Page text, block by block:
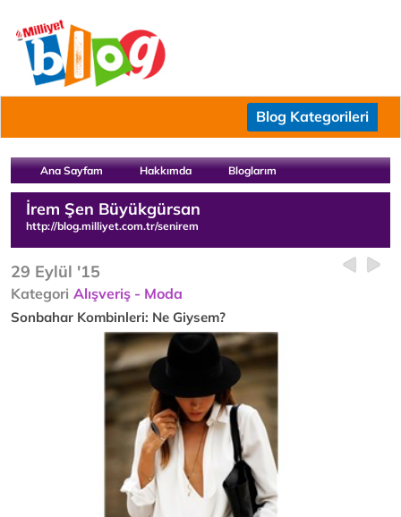
Blog Kategorileri
Ana Sayfam Hakkımda Bloglarım
İrem Şen Büyükgürsan
http://blog.milliyet.com.tr/senirem
29 Eylül '15
Kategori Alışveriş - Moda
Sonbahar Kombinleri: Ne Giysem?